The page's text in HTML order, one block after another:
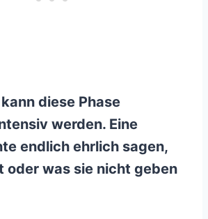
diese Phase
werden. Eine
endlich ehrlich sagen,
oder was sie nicht geben